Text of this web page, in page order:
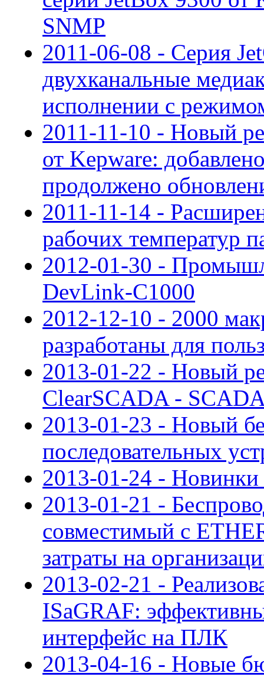
SNMP
2011-06-08 - Серия
двухканальные
исполнении с
2011-11-10 - Новый
от Kepware:
продолжено
2011-11-14 -
рабочих температур
2012-01-30 -
DevLink-C1000
2012-12-10 - 2000
разработаны для
2013-01-22 - Новый
ClearSCADA -
2013-01-23 - Новый
последовательных
2013-01-24 -
2013-01-21 -
совместимый с
затраты на
2013-02-21 -
ISaGRAF:
интерфейс на ПЛК
2013-04-16 - Новые